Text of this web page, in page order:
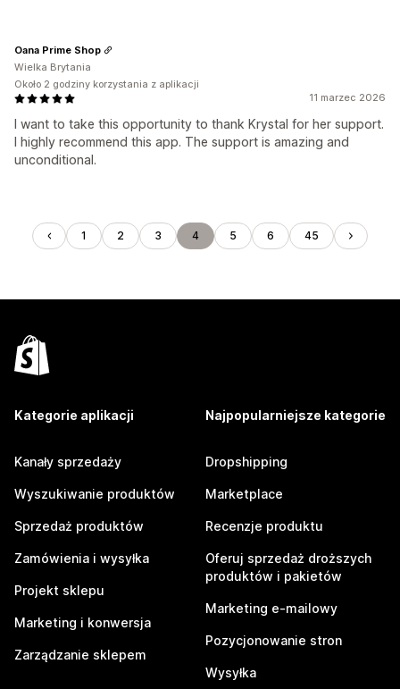
11 marzec 2026
I want to take this opportunity to thank Krystal for her support.
I highly recommend this app. The support is amazing and
unconditional.
Oana Prime Shop
Wielka Brytania
Około 2 godziny korzystania z aplikacji
1 2 3 4 5 6 45
Kategorie aplikacji
Kanały sprzedaży
Wyszukiwanie produktów
Sprzedaż produktów
Zamówienia i wysyłka
Projekt sklepu
Marketing i konwersja
Zarządzanie sklepem
Najpopularniejsze kategorie
Dropshipping
Marketplace
Recenzje produktu
Oferuj sprzedaż droższych
produktów i pakietów
Marketing e-mailowy
Pozycjonowanie stron
Wysyłka